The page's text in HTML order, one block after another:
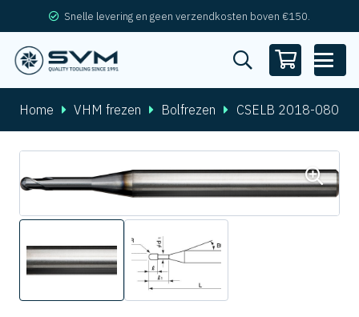
Snelle levering en geen verzendkosten boven €150.
Home VHM frezen Bolfrezen CSELB 2018-080